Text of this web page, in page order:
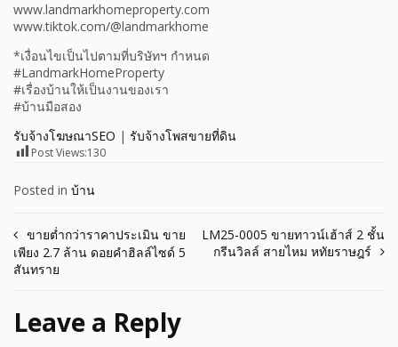
www.landmarkhomeproperty.com
www.tiktok.com/@landmarkhome
*เงื่อนไขเป็นไปตามที่บริษัทฯ กำหนด
#LandmarkHomeProperty
#เรื่องบ้านให้เป็นงานของเรา
#บ้านมือสอง
รับจ้างโฆษณาSEO | รับจ้างโพสขายที่ดิน
Post Views:130
Posted in บ้าน
Post
navigation
ขายต่ำกว่าราคาประเมิน ขาย
เพียง 2.7 ล้าน ดอยคำฮิลล์ไซด์ 5
สันทราย
LM25-0005 ขายทาวน์เฮ้าส์ 2 ชั้น
กรีนวิลล์ สายไหม หทัยราษฎร์
Leave a Reply